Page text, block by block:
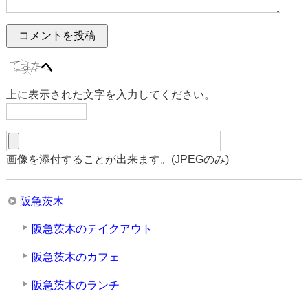
上に表示された文字を入力してください。
画像を添付することが出来ます。(JPEGのみ)
阪急茨木
阪急茨木のテイクアウト
阪急茨木のカフェ
阪急茨木のランチ